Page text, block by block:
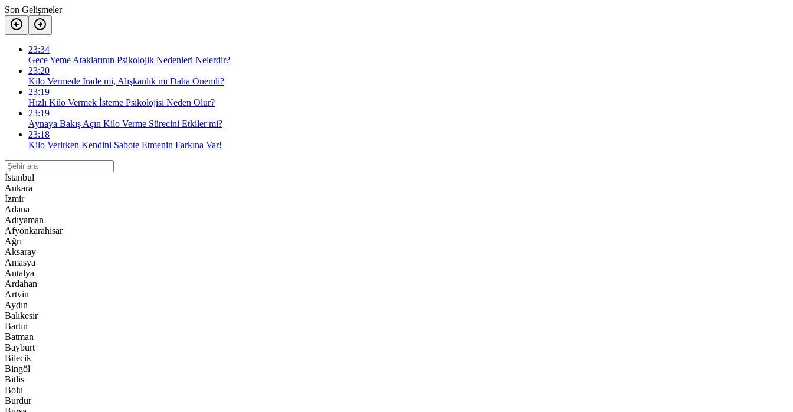
Son Gelişmeler
23:34
Gece Yeme Ataklarının Psikolojik Nedenleri Nelerdir?
23:20
Kilo Vermede İrade mi, Alışkanlık mı Daha Önemli?
23:19
Hızlı Kilo Vermek İsteme Psikolojisi Neden Olur?
23:19
Aynaya Bakış Açın Kilo Verme Sürecini Etkiler mi?
23:18
Kilo Verirken Kendini Sabote Etmenin Farkına Var!
İstanbul
Ankara
İzmir
Adana
Adıyaman
Afyonkarahisar
Ağrı
Aksaray
Amasya
Antalya
Ardahan
Artvin
Aydın
Balıkesir
Bartın
Batman
Bayburt
Bilecik
Bingöl
Bitlis
Bolu
Burdur